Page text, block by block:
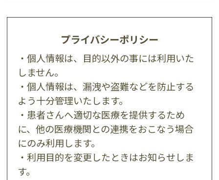
プライバシーポリシー
・個人情報は、目的以外の事には利用いた
しません。
・個人情報は、漏洩や盗難などを防止する
よう十分管理いたします。
・患者さんへ適切な医療を提供するため
に、他の医療機関との連携をおこなう場合
にのみ利用します。
・利用目的を変更したときはお知らせしま
す。